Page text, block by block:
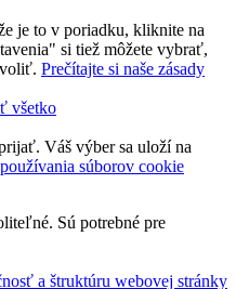
je to v poriadku, kliknite na
si tiež môžete vybrať,
Prečítajte si naše zásady
všetko
Váš výber sa uloží na
súborov cookie
Sú potrebné pre
a štruktúru webovej stránky